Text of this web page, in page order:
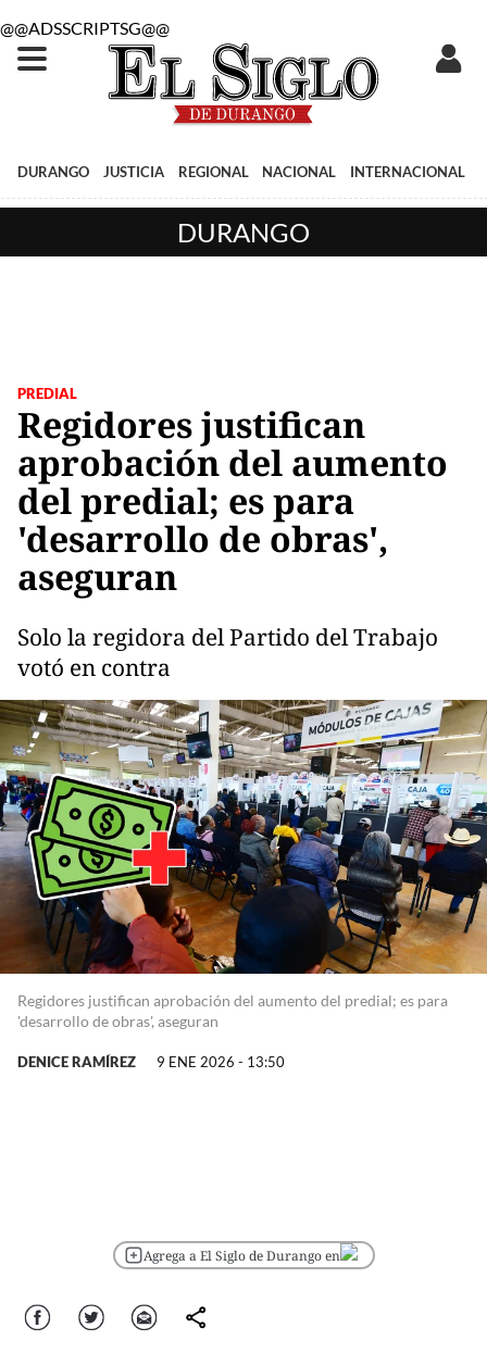
@@ADSSCRIPTSG@@
DURANGO JUSTICIA REGIONAL NACIONAL INTERNACIONAL
DURANGO
PREDIAL
Regidores justifican
aprobación del aumento
del predial; es para
'desarrollo de obras',
aseguran
Solo la regidora del Partido del Trabajo
votó en contra
Regidores justifican aprobación del aumento del predial; es para
'desarrollo de obras', aseguran
DENICE RAMÍREZ 9 ENE 2026 - 13:50
Agrega a El Siglo de Durango en
Facebook Twitter Correo comparte